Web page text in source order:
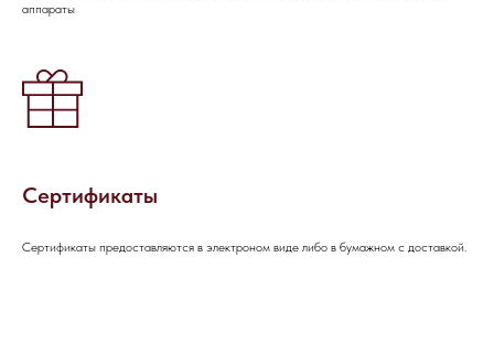
аппараты
Сертификаты
Сертификаты предоставляются в электроном виде либо в бумажном с доставкой.
НАПИШИТЕ НАМ ВКОНТАКТЕ